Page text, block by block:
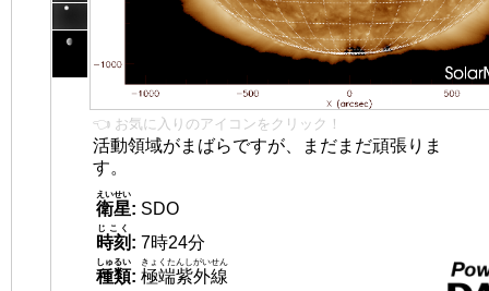
👈 お気に入りのアイコンをクリック！
活動領域がまばらですが、まだまだ頑張りま
す。
衛星
えいせい
: SDO
時刻
じこく
: 7時24分
種類
しゅるい
: 極端紫外線
きょくたんしがいせん